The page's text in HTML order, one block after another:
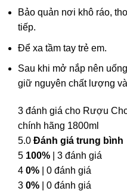
Bảo quản nơi khô ráo,
tiếp.
Để xa tầm tay trẻ em.
Sau khi mở nắp nên
giữ nguyên chất lượng
3 đánh giá cho Rượu
chính hãng 1800ml
5.0 Đánh giá trung bình
5 100% | 3 đánh giá
4 0% | 0 đánh giá
3 0% | 0 đánh giá